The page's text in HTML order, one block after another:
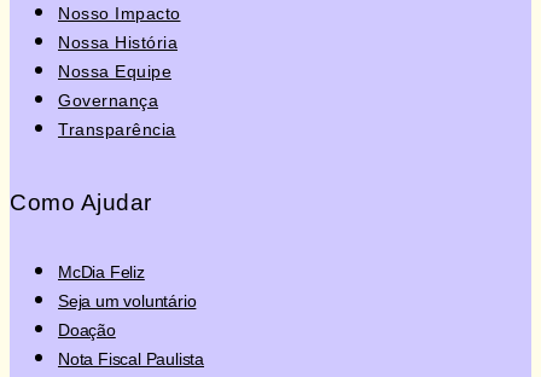
Nosso Impacto
Nossa História
Nossa Equipe
Governança
Transparência
Como Ajudar
McDia Feliz
Seja um voluntário
Doação
Nota Fiscal Paulista